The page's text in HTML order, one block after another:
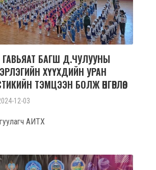
БАГШ Д.ЧУЛУУНЫ
ХҮҮХДИЙН УРАН
ТЭМЦЭЭН БОЛЖ ӨНГӨРЛӨӨ.
12-03
АИТХ